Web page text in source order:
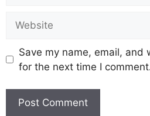
Save my name, email,
for the next time I